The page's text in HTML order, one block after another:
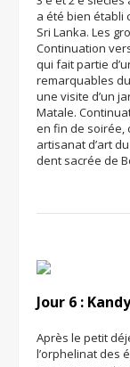
a été bien établi
Sri Lanka. Les
Continuation
qui fait partie
remarquables
une visite d’un
Matale.
en fin de soirée,
artisanat d’art
dent sacrée de
Jour 6 :
Après le petit
l’orphelinat des